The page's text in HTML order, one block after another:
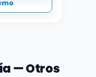
— Otros